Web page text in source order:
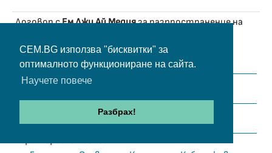
CEM.BG използва "бисквитки" за
оптималното функциониране на сайта.
Научете повече
Разбрах!
Договор сЕм Джи Ай Медияза разпространение на
Дата на подписване
01.08.2020 г.
Продължителност в години
Автоматично удължаване
ДА
Териториален обхват